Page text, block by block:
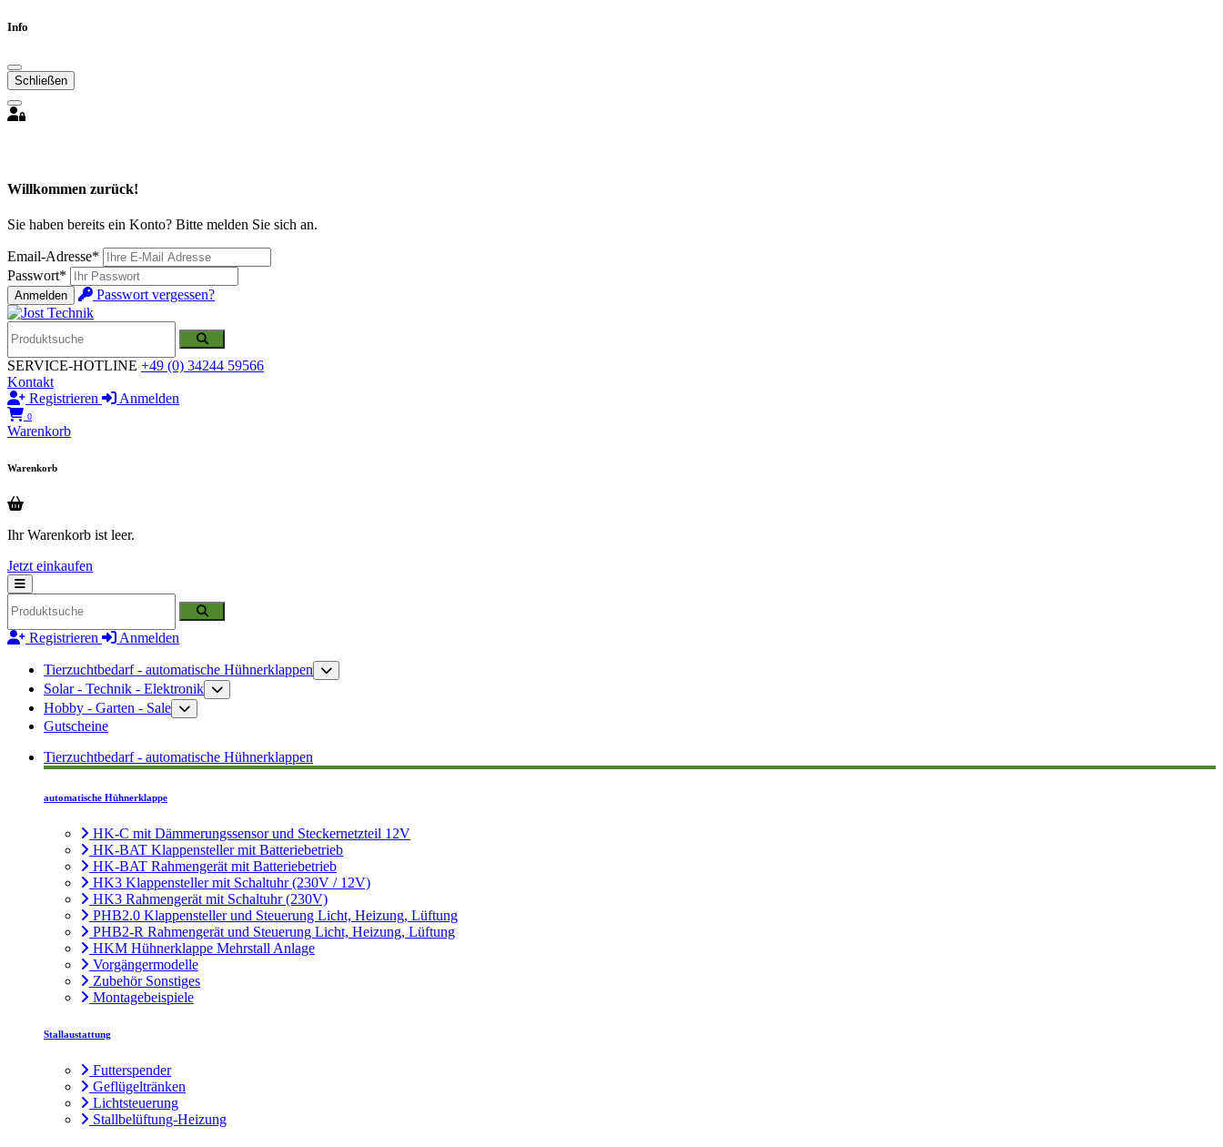
Info
Schließen
Willkommen zurück!
Sie haben bereits ein Konto? Bitte melden Sie sich an.
Email-Adresse*
Passwort*
Anmelden Passwort vergessen?
SERVICE-HOTLINE +49 (0) 34244 59566
Kontakt
Registrieren
Anmelden
0
Warenkorb
Warenkorb
Ihr Warenkorb ist leer.
Jetzt einkaufen
Registrieren Anmelden
Tierzuchtbedarf - automatische Hühnerklappen
Solar - Technik - Elektronik
Hobby - Garten - Sale
Gutscheine
Tierzuchtbedarf - automatische Hühnerklappen
automatische Hühnerklappe
HK-C mit Dämmerungssensor und Steckernetzteil 12V
HK-BAT Klappensteller mit Batteriebetrieb
HK-BAT Rahmengerät mit Batteriebetrieb
HK3 Klappensteller mit Schaltuhr (230V / 12V)
HK3 Rahmengerät mit Schaltuhr (230V)
PHB2.0 Klappensteller und Steuerung Licht, Heizung, Lüftung
PHB2-R Rahmengerät und Steuerung Licht, Heizung, Lüftung
HKM Hühnerklappe Mehrstall Anlage
Vorgängermodelle
Zubehör Sonstiges
Montagebeispiele
Stallaustattung
Futterspender
Geflügeltränken
Lichtsteuerung
Stallbelüftung-Heizung